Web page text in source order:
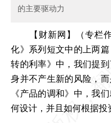
的主要驱动力
【财新网】（专栏
化》系列短文中的上两
转的利率》中，我们提
身并不产生新的风险，
《产品的调和》中，我
何设计，并且如何根据投